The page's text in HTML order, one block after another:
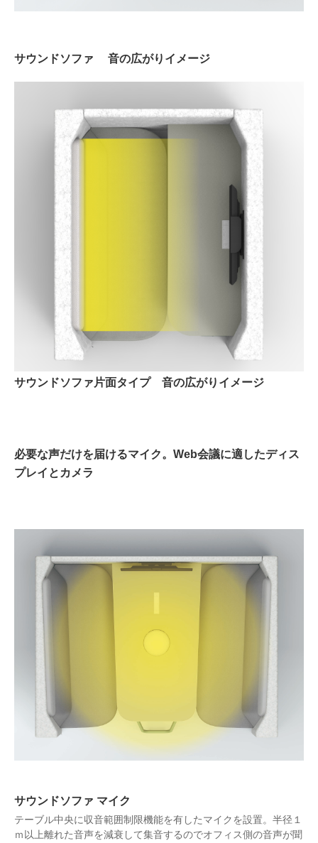
サウンドソファ 音の広がりイメージ
サウンドソファ片面タイプ 音の広がりイメージ
必要な声だけを届けるマイク。Web会議に適したディス
プレイとカメラ
サウンドソファ マイク
テーブル中央に収音範囲制限機能を有したマイクを設置。半径１
ｍ以上離れた音声を減衰して集音するのでオフィス側の音声が聞